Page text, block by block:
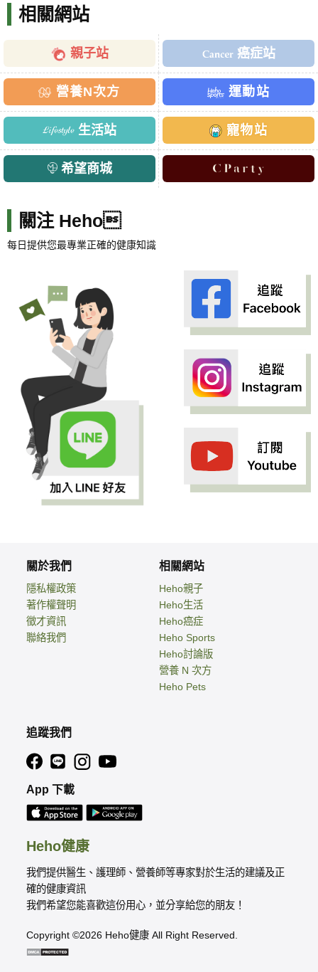
相關網站
親子站 癌症站
營養N次方 運動站
生活站 寵物站
希望商城
關注 Heho
每日提供您最專業正確的健康知識
Heho健康
我們提供醫生、護理師、營養師等專家對於生活的建議及正
確的健康資訊
我們希望您能喜歡這份用心，並分享給您的朋友！
Copyright ©2026 Heho健康 All Right Reserved.
關於我們
隱私權政策
著作權聲明
徵才資訊
聯絡我們
相關網站
Heho親子
Heho生活
Heho癌症
Heho Sports
Heho討論版
營養 N 次方
Heho Pets
追蹤我們
App 下載